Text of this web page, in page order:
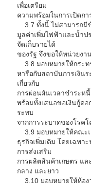
เพื่อเตรียม
ความพร้อมในการเปิดก
3.7 ทั้งนี้ ไม่สามารถมี
มูลค่าเพิ่มไฟฟ้าและน้ำป
จัดเก็บรายได้
ของรัฐ จึงขอให้หน่วยง
3.8 มอบหมายให้กระท
หารือกับสถาบันการเงิน
เกี่ยวกับ
การผ่อนผันเวลาชำระห
พร้อมทั้งเสนอขอเงินกู้ด
ระทบ
จากการระบาดของโร
3.9 มอบหมายให้คณะเ
ธุรกิจเพิ่มเติม โดยเฉพา
การส่งเสริม
การผลิตสินค้าเกษตร แ
กลาง และยาว
3.10 มอบหมายให้ห้อง